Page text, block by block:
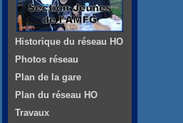
Historique du réseau HO
Photos réseau
Plan de la gare
Plan du réseau HO
Travaux